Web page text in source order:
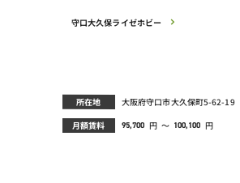
守口大久保ライゼホビー
所在地 大阪府守口市大久保町5-62-19
月額賃料 95,700 円 ～ 100,100 円